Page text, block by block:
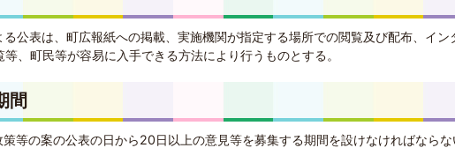
公表は、町広報紙への掲載、実施機関が指定する場所での閲覧及び配布、イン
、町民等が容易に入手できる方法により行うものとする。
間
等の案の公表の日から20日以上の意見等を募集する期間を設けなければならな